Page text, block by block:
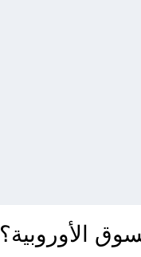
الأوروبية؟